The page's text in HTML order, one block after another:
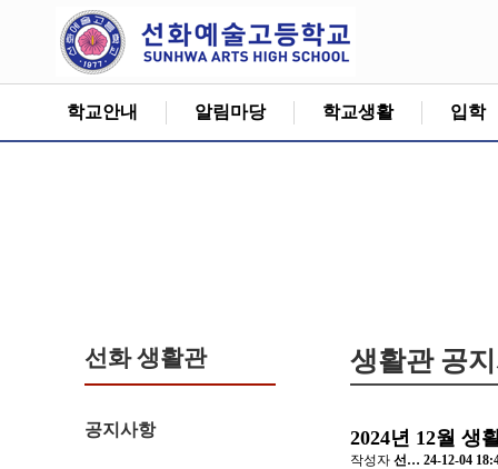
학교안내 알림마당 학교생활 입학
선화 생활관
공지사항
생활관 공
2024년 12월 생
작성자 선… 24-12-04